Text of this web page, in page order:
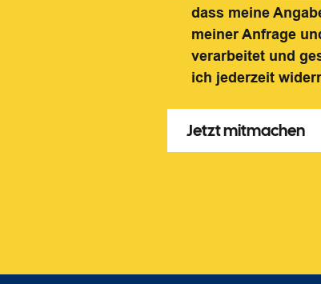
dass meine
meiner Anfrage
verarbeitet und
ich jederzeit